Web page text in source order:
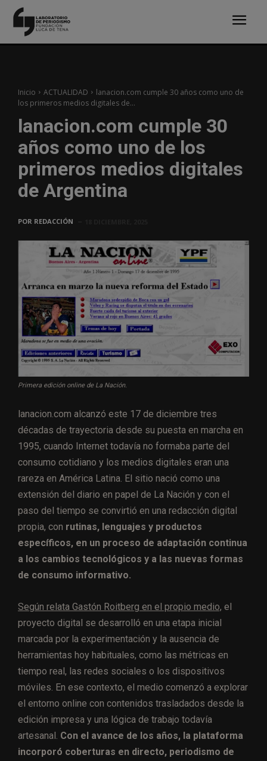
Inicio ACTUALIDAD
lanacion.com cumple 30 años como uno de
los primeros medios digitales de...
lanacion.com cumple 30
años como uno de los
primeros medios digitales
de Argentina
POR REDACCIÓN
Primera edición online de La Nación.
lanacion.com alcanzó este 17 de diciembre tres
décadas de trayectoria desde su puesta en marcha en
1995, cuando Internet todavía no formaba parte del
consumo cotidiano y los medios digitales eran una
rareza en América Latina. El sitio nació como una
extensión del diario en papel de La Nación y con el
paso del tiempo se convirtió en una redacción digital
propia, con rutinas, lenguajes y productos
específicos, en un proceso de adaptación continua
a los cambios tecnológicos y a las nuevas formas
de consumo informativo.
Según relata Gastón Roitberg en el propio medio, el
proyecto digital se desarrolló en una etapa inicial
marcada por la experimentación y la ausencia de
herramientas hoy habituales, como las métricas en
tiempo real, las redes sociales o los dispositivos
móviles. En ese contexto, el medio comenzó a explorar
el entorno online con contenidos trasladados desde la
edición impresa y una lógica de trabajo todavía
artesanal. Con el avance de los años, la plataforma
incorporó coberturas en directo, periodismo de